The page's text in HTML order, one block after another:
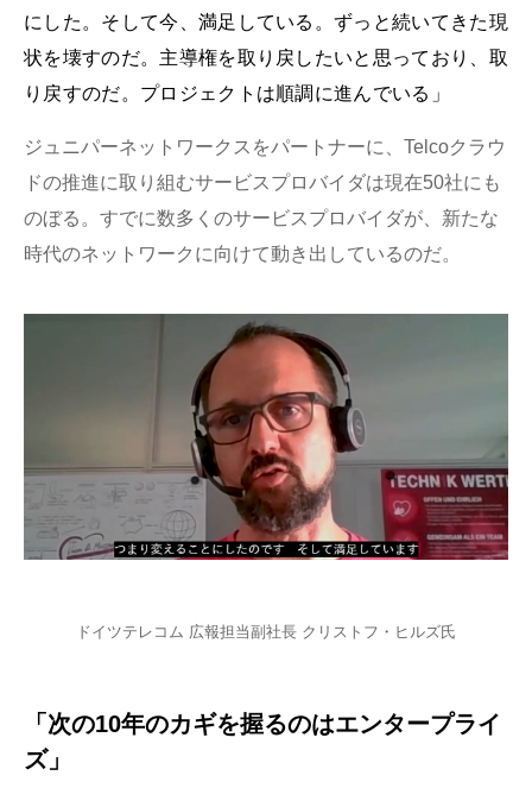
にした。そして今、満足している。ずっと続いてきた現
状を壊すのだ。主導権を取り戻したいと思っており、取
り戻すのだ。プロジェクトは順調に進んでいる」
ジュニパーネットワークスをパートナーに、Telcoクラウ
ドの推進に取り組むサービスプロバイダは現在50社にも
のぼる。すでに数多くのサービスプロバイダが、新たな
時代のネットワークに向けて動き出しているのだ。
ドイツテレコム 広報担当副社長 クリストフ・ヒルズ氏
「次の10年のカギを握るのはエンタープライ
ズ」